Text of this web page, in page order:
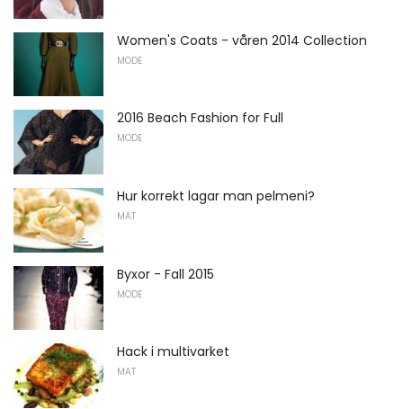
Women's Coats - våren 2014 Collection
MODE
2016 Beach Fashion for Full
MODE
Hur korrekt lagar man pelmeni?
MAT
Byxor - Fall 2015
MODE
Hack i multivarket
MAT